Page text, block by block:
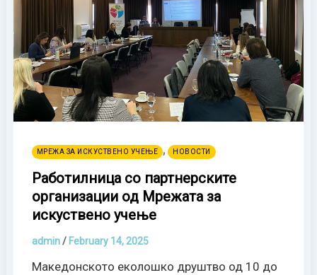
МРЕЖА ЗА ИСКУСТВЕНО УЧЕЊЕ , НОВОСТИ
Работилница со партнерските
организации од Мрежата за
искуствено учење
admin/ February 14, 2025
Македонското еколошко друштво од 10 до